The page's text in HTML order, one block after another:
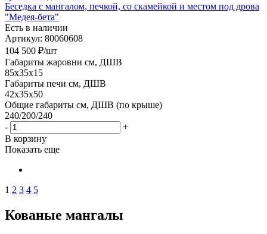
Беседка с мангалом, печкой, со скамейкой и местом под дрова
"Медея-бета"
Есть в наличии
Артикул: 80060608
104 500 ₽/шт
Габариты жаровни см, ДШВ
85x35x15
Габариты печи см, ДШВ
42x35x50
Общие габариты см, ДШВ (по крыше)
240/200/240
-
+
В корзину
Показать еще
1 2 3 4 5
Кованые мангалы